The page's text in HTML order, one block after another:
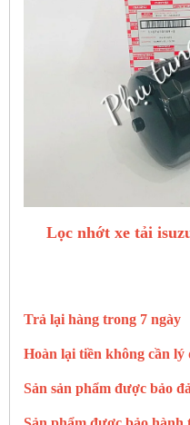
Lọc nhớt xe tải
Trả lại hàng trong 7 ngày
Hoàn lại tiền không cần lý
Sản sản phẩm được bảo